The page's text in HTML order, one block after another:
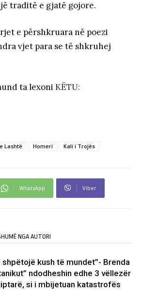
traditë e gjatë gojore.
e përshkruara në poezi
vjet para se të shkruhej
ta lexoni KËTU:
Lashtë Homeri Kali i Trojës
WhatsApp Viber
NGA AUTORI
shpëtojë kush të mundet”- Brenda
ndodheshin edhe 3 vëllezër
si i mbijetuan katastrofës